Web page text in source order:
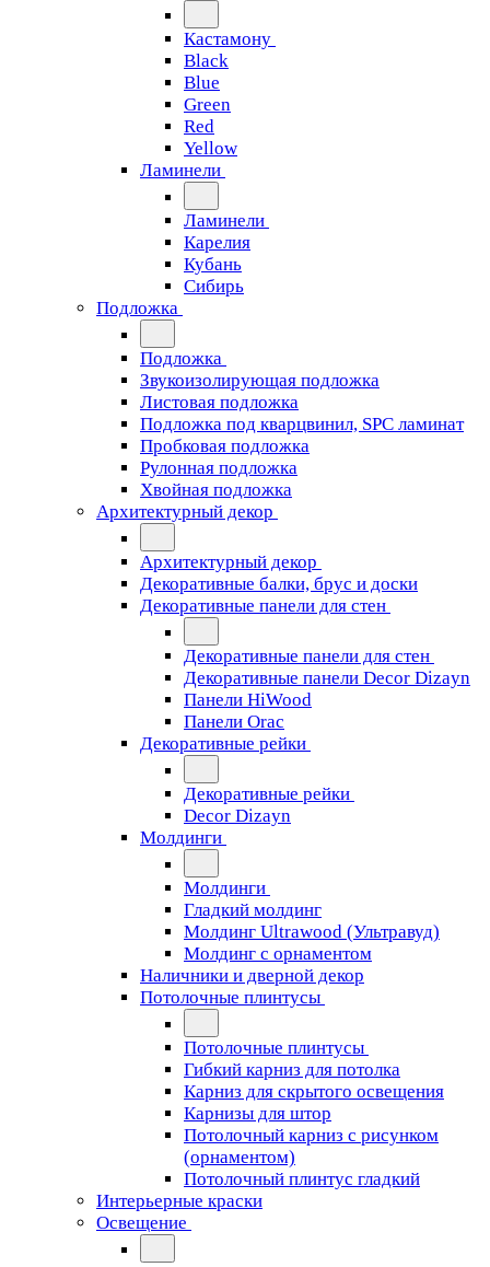
Кастамону
Black
Blue
Green
Red
Yellow
Ламинели
Ламинели
Карелия
Кубань
Сибирь
Подложка
Подложка
Звукоизолирующая подложка
Листовая подложка
Подложка под кварцвинил, SPC ламинат
Пробковая подложка
Рулонная подложка
Хвойная подложка
Архитектурный декор
Архитектурный декор
Декоративные балки, брус и доски
Декоративные панели для стен
Декоративные панели для стен
Декоративные панели Decor Dizayn
Панели HiWood
Панели Orac
Декоративные рейки
Декоративные рейки
Decor Dizayn
Молдинги
Молдинги
Гладкий молдинг
Молдинг Ultrawood (Ультравуд)
Молдинг с орнаментом
Наличники и дверной декор
Потолочные плинтусы
Потолочные плинтусы
Гибкий карниз для потолка
Карниз для скрытого освещения
Карнизы для штор
Потолочный карниз с рисунком
(орнаментом)
Потолочный плинтус гладкий
Интерьерные краски
Освещение